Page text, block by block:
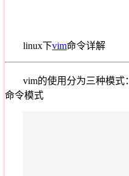
linux下vim命令详解
vim的使用分为三种模式
命令模式